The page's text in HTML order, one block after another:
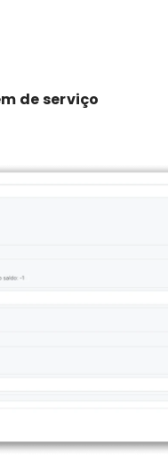
de serviço